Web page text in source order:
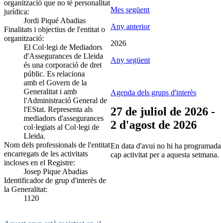
organització que no té personalitat
jurídica:
Jordi Piqué Abadias
Finalitats i objectius de l'entitat o
organització:
El Col·legi de Mediadors
d'Assegurances de Lleida
és una corporació de dret
públic. Es relaciona
amb el Govern de la
Generalitat i amb
l'Administració General de
l'EStat. Representa als
mediadors d'assegurances
col·legiats al Col·legi de
Lleida.
Nom dels professionals de l'entitat
encarregats de les activitats
incloses en el Registre:
Josep Pique Abadias
Identificador de grup d'interès de
la Generalitat:
1120
Mes següent
Any anterior
2026
Any següent
Agenda dels grups d'interès
27 de juliol de 2026 -
2 d'agost de 2026
En data d'avui no hi ha programada
cap activitat per a aquesta setmana.